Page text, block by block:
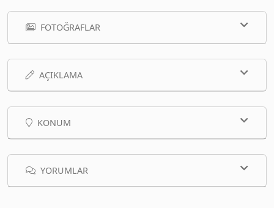
FOTOĞRAFLAR
AÇIKLAMA
KONUM
YORUMLAR